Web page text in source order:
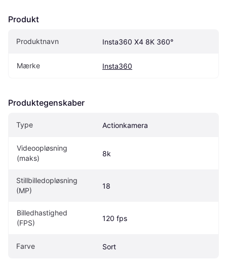
Produkt
Produktnavn Insta360 X4 8K 360°
Mærke Insta360
Produktegenskaber
Type Actionkamera
Videoopløsning
(maks)
8k
Stillbilledopløsning
(MP)
18
Billedhastighed
(FPS)
120 fps
Farve Sort